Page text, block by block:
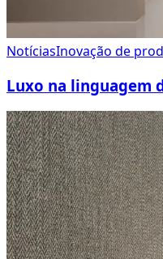
NotíciasInovação de
Luxo na linguagem